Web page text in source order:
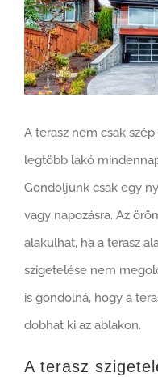
A terasz nem csak
legtöbb lakó
Gondoljunk csak egy
vagy napozásra. Az
alakulhat, ha a terasz
szigetelése nem
is gondolná, hogy a
dobhat ki az ablakon.
A terasz